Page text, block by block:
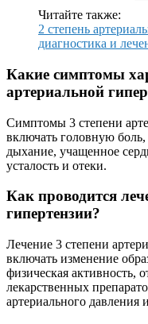
Читайте также:
2 степень
диагностика и
Какие симптомы
артериальной
Симптомы 3 степени
включать головную
дыхание, учащенное
усталость и отеки.
Как проводится
гипертензии?
Лечение 3 степени
включать изменение
физическая активность,
лекарственных
артериального давления